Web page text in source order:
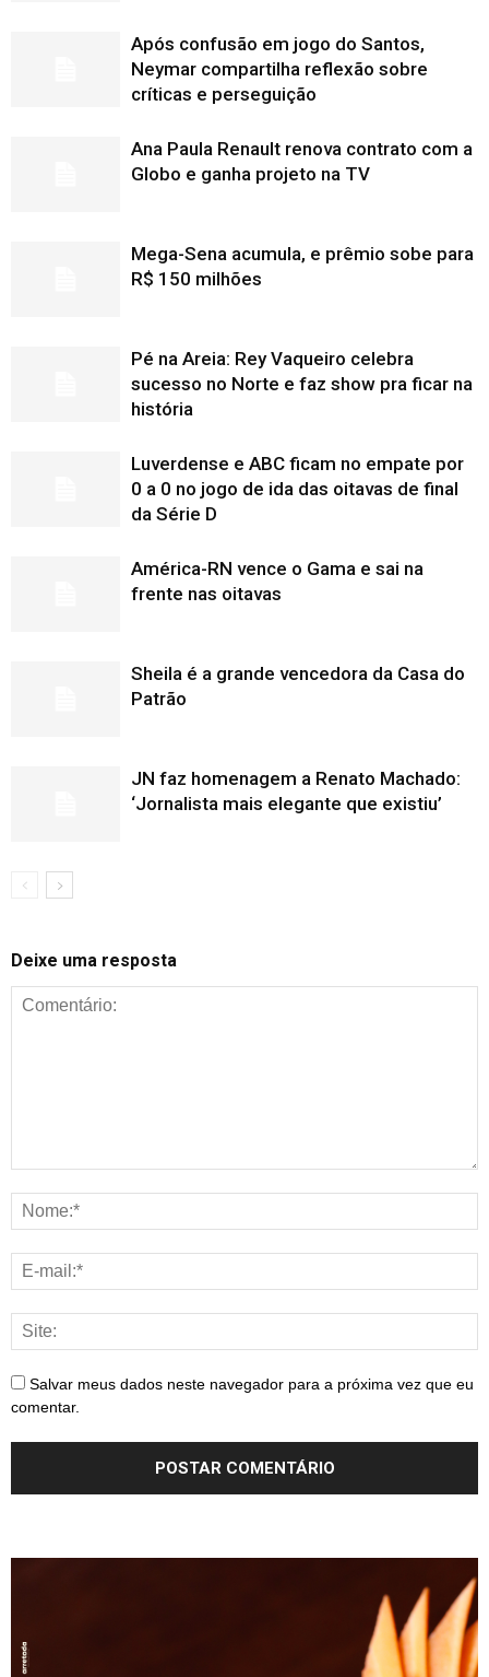
Após confusão em jogo do Santos,
Neymar compartilha reflexão sobre
críticas e perseguição
Ana Paula Renault renova contrato com a
Globo e ganha projeto na TV
Mega-Sena acumula, e prêmio sobe para
R$ 150 milhões
Pé na Areia: Rey Vaqueiro celebra
sucesso no Norte e faz show pra ficar na
história
Luverdense e ABC ficam no empate por
0 a 0 no jogo de ida das oitavas de final
da Série D
América-RN vence o Gama e sai na
frente nas oitavas
Sheila é a grande vencedora da Casa do
Patrão
JN faz homenagem a Renato Machado:
‘Jornalista mais elegante que existiu’
Deixe uma resposta
Salvar meus dados neste navegador para a próxima vez que eu
comentar.